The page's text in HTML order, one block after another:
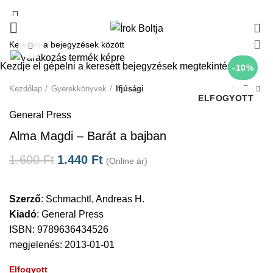
-10%
ELFOGYOTT
Click to enlarge
Kezdőlap Gyerekkönyvek Ifjúsági
General Press
Alma Magdi – Barát a bajban
1.600Ft 1.440 Ft (Online ár)
Szerző: Schmachtl, Andreas H.
Kiadó: General Press
ISBN: 9789636434526
megjelenés: 2013-01-01
Elfogyott
Kezdje el gépelni a keresett bejegyzések megtekintéséhez.